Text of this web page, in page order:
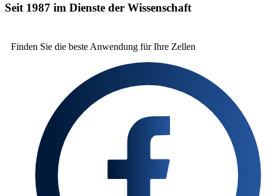
Seit 1987 im Dienste der Wissenschaft
Finden Sie die beste Anwendung für Ihre Zellen